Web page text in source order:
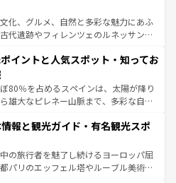
化、グルメ、自然と多彩な魅力にあふ
代遺跡やフィレンツェのルネッサンス
美しい田園風景やアマルフィ海岸の絶
見逃せない。観光の合間には、本場の
絶品のイタリア料理を堪能することも
から夜眠るまで、すべての瞬間を楽し
ア情報はコンテンツ一覧を参照してほ
イントと人気スポット・知ってお
80％を占めるスペインは、太陽が降り
雄大なピレネー山脈まで、多彩な自然
では、情熱的なフラメンコ、熱気あふ
味しいタパスが生活の一部となってい
の洗練された雰囲気や、バルセロナの
から、地方では古代ローマ遺跡や中世
報と観光ガイド・有名観光スポ
の旅行者を魅了し続けるヨーロッパ屈
パリのエッフェル塔やルーブル美術館